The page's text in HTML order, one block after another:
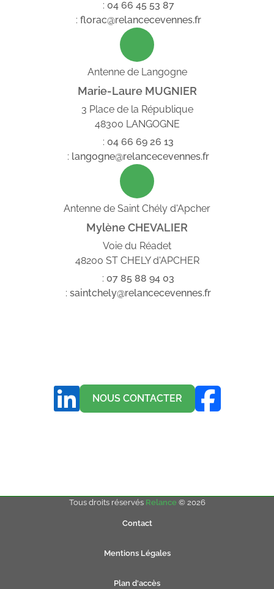
: 04 66 45 53 87
: florac@relancecevennes.fr
Antenne de Langogne
Marie-Laure MUGNIER
3 Place de la République
48300 LANGOGNE
: 04 66 69 26 13
: langogne@relancecevennes.fr
Antenne de Saint Chély d'Apcher
Mylène CHEVALIER
Voie du Réadet
48200 ST CHELY d'APCHER
: 07 85 88 94 03
: saintchely@relancecevennes.fr
NOUS CONTACTER
Tous droits réservés Relance© 2026
Contact
Mentions Légales
Plan d'accès